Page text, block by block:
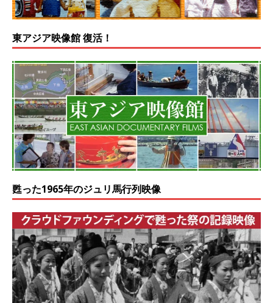
東アジア映像館 復活！
甦った1965年のジュリ馬行列映像